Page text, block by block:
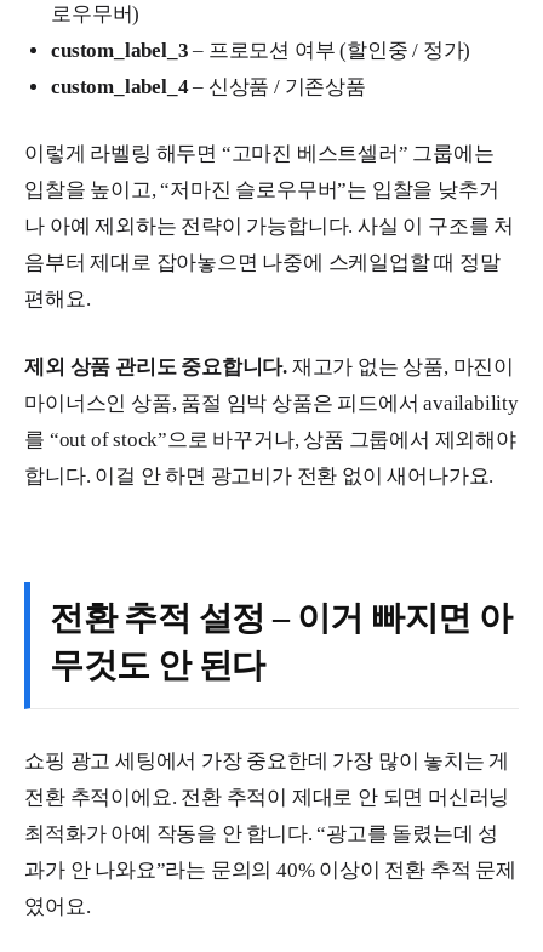
로우무버)
custom_label_3 – 프로모션 여부 (할인중 / 정가)
custom_label_4– 신상품 / 기존상품
이렇게 라벨링 해두면 “고마진 베스트셀러” 그룹에는
입찰을 높이고, “저마진 슬로우무버”는 입찰을 낮추거
나 아예 제외하는 전략이 가능합니다. 사실 이 구조를 처
음부터 제대로 잡아놓으면 나중에 스케일업할 때 정말
편해요.
제외 상품 관리도 중요합니다.재고가 없는 상품, 마진이
마이너스인 상품, 품절 임박 상품은 피드에서 availability
를 “out of stock”으로 바꾸거나, 상품 그룹에서 제외해야
합니다. 이걸 안 하면 광고비가 전환 없이 새어나가요.
전환 추적 설정 – 이거 빠지면 아
무것도 안 된다
쇼핑 광고 세팅에서 가장 중요한데 가장 많이 놓치는 게
전환 추적이에요. 전환 추적이 제대로 안 되면 머신러닝
최적화가 아예 작동을 안 합니다. “광고를 돌렸는데 성
과가 안 나와요”라는 문의의 40% 이상이 전환 추적 문제
였어요.